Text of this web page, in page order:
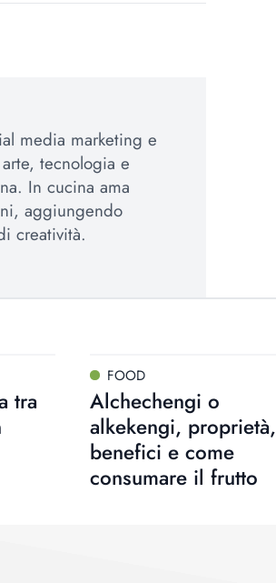
media marketing e
tecnologia e
In cucina ama
aggiungendo
creatività.
tra
FOOD
Alchechengi o
alkekengi, proprietà,
benefici e come
consumare il frutto